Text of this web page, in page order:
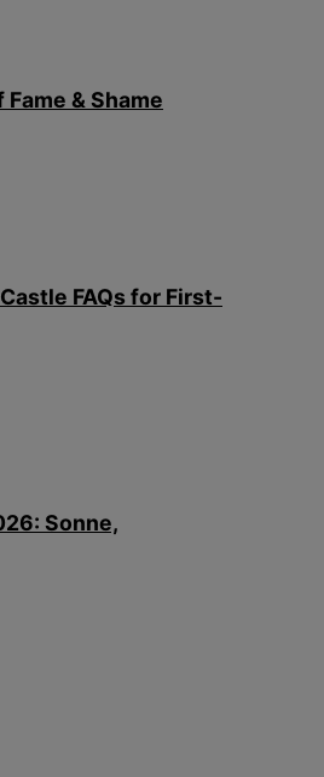
& Shame
FAQs for First-
Sonne,